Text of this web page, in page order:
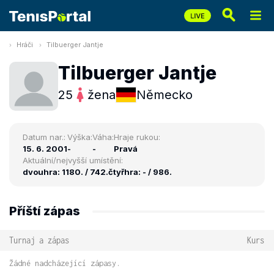
Hráči Tilbuerger Jantje
Tilbuerger Jantje
25 žena Německo
Datum nar.:
15. 6. 2001
Výška:
-
Váha:
-
Hraje rukou:
Pravá
Aktuální/nejvyšší umístění:
dvouhra: 1180. / 742.čtyřhra: - / 986.
Příští zápas
Turnaj a zápas Kurs
Žádné nadcházející zápasy.